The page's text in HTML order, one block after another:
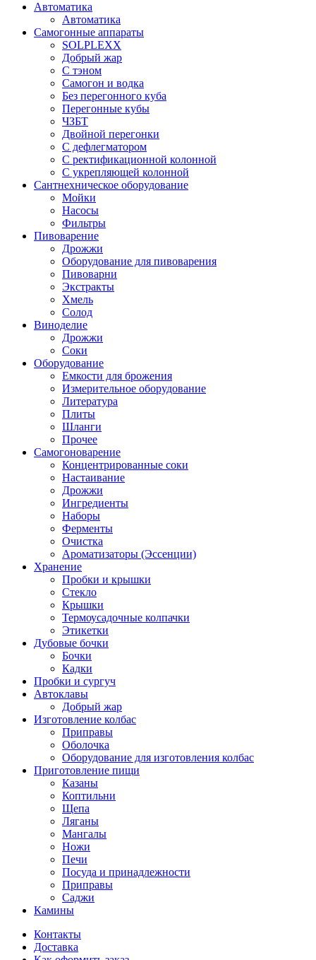
Автоматика
Автоматика
Самогонные аппараты
SOLPLEXX
Добрый жар
С тэном
Самогон и водка
Без перегонного куба
Перегонные кубы
ЧЗБТ
Двойной перегонки
С дефлегматором
С ректификационной колонной
С укрепляющей колонной
Сантнехническое оборудование
Мойки
Насосы
Фильтры
Пивоварение
Дрожжи
Оборудование для пивоварения
Пивоварни
Экстракты
Хмель
Солод
Виноделие
Дрожжи
Соки
Оборудование
Емкости для брожения
Измерительное оборудование
Литература
Плиты
Шланги
Прочее
Самогоноварение
Концентрированные соки
Настаивание
Дрожжи
Ингредиенты
Наборы
Ферменты
Очистка
Ароматизаторы (Эссенции)
Хранение
Пробки и крышки
Стекло
Крышки
Термоусадочные колпачки
Этикетки
Дубовые бочки
Бочки
Кадки
Пробки и сургуч
Автоклавы
Добрый жар
Изготовление колбас
Приправы
Оболочка
Оборудование для изготовления колбас
Приготовление пищи
Казаны
Коптильни
Щепа
Ляганы
Мангалы
Ножи
Печи
Посуда и принадлежности
Приправы
Саджи
Камины
Контакты
Доставка